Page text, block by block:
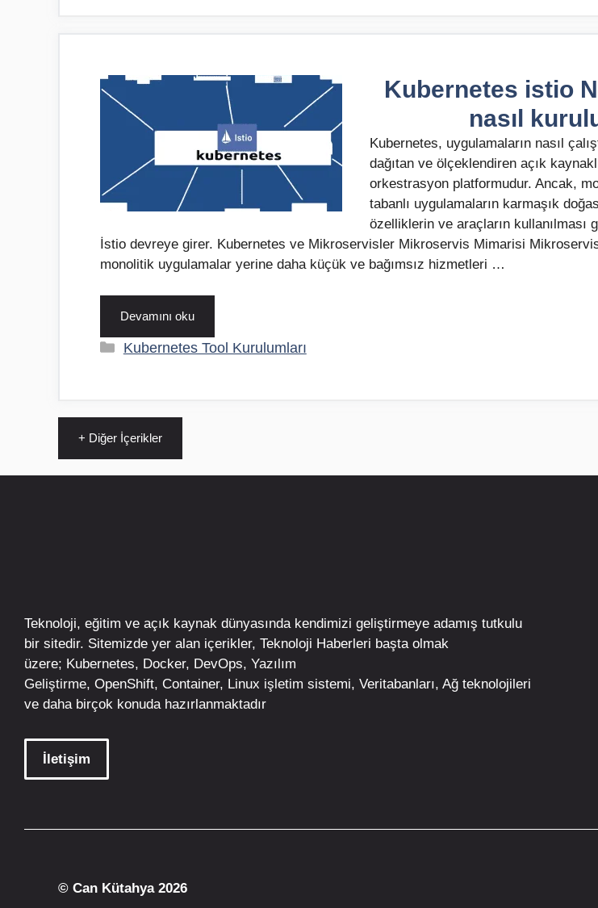
Kubernetes istio
nasıl
Kubernetes, uygulamaların nasıl
dağıtan ve ölçeklendiren açık
orkestrasyon platformudur. Ancak,
tabanlı uygulamaların karmaşık
özelliklerin ve araçların kullanılması
İstio devreye girer. Kubernetes ve Mikroservisler Mikroservis Mimarisi
monolitik uygulamalar yerine daha küçük ve bağımsız hizmetleri …
Devamını oku
Kategoriler
Kubernetes Tool Kurulumları
+ Diğer İçerikler
Teknoloji, eğitim ve açık kaynak dünyasında kendimizi geliştirmeye adamış tutkulu
bir sitedir. Sitemizde yer alan içerikler, Teknoloji Haberleri başta olmak
üzere; Kubernetes, Docker, DevOps, Yazılım
Geliştirme, OpenShift, Container, Linux işletim sistemi, Veritabanları, Ağ teknolojileri
ve daha birçok konuda hazırlanmaktadır
İletişim
© Can Kütahya 2026